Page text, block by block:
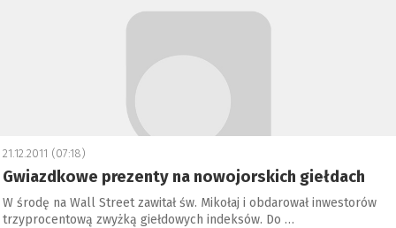
21.12.2011 (07:18)
Gwiazdkowe prezenty na nowojorskich giełdach
W środę na Wall Street zawitał św. Mikołaj i obdarował inwestorów
trzyprocentową zwyżką giełdowych indeksów. Do …